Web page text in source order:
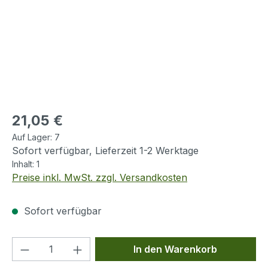
Regulärer Preis:
21,05 €
Auf Lager: 7
Sofort verfügbar, Lieferzeit 1-2 Werktage
Inhalt: 1
Preise inkl. MwSt. zzgl. Versandkosten
Sofort verfügbar
Produkt Anzahl: Gib denIn den Warenkorb